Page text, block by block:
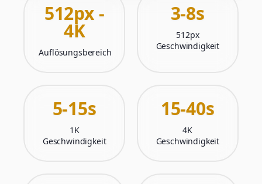
512px -
4K
Auflösungsbereich
3-8s
512px
Geschwindigkeit
5-15s
1K
Geschwindigkeit
15-40s
4K
Geschwindigkeit